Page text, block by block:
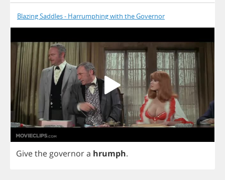
Blazing Saddles - Harrumphing with the Governor
Givethe governora hrumph.